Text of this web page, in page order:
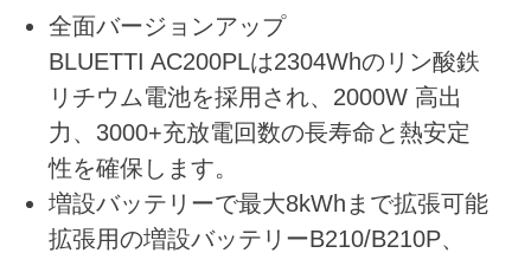
全面バージョンアップ
BLUETTI AC200PLは2304Whのリン酸鉄
リチウム電池を採用され、2000W 高出
力、3000+充放電回数の長寿命と熱安定
性を確保します。
増設バッテリーで最大8kWhまで拡張可能
拡張用の増設バッテリーB210/B210P、